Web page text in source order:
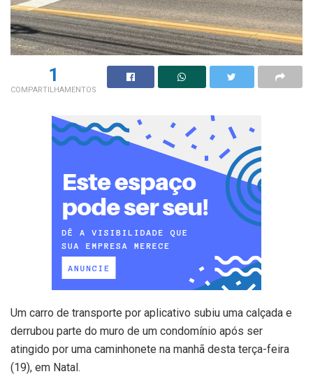
1
COMPARTILHAMENTOS
Um carro de transporte por aplicativo subiu uma calçada e
derrubou parte do muro de um condomínio após ser
atingido por uma caminhonete na manhã desta terça-feira
(19), em Natal.